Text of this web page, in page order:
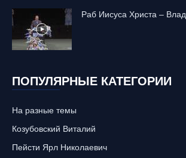
Раб Иисуса Христа –
ПОПУЛЯРНЫЕ КАТЕГОРИИ
На разные темы
Козубовский Виталий
Пейсти Ярл Николаевич